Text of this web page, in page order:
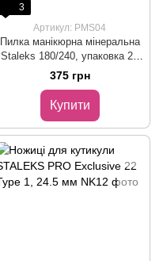
3
Артикул: PMS04
Пилка манікюрна мінеральна
Staleks 180/240, упаковка 25
шт
375 грн
Купити